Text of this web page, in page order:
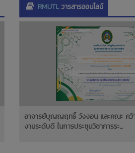
RMUTLวารสารออนไลน์
อาจารย์บุญญฤทธิ์ วังงอน และคณะ คว้
งานระดับดี ในการประชุมวิชาการระ...